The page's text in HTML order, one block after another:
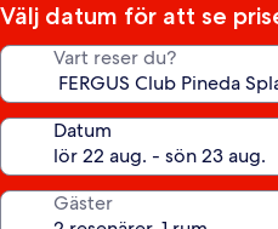
Välj datum för att se
Vart reser du?
Datum
Gäster